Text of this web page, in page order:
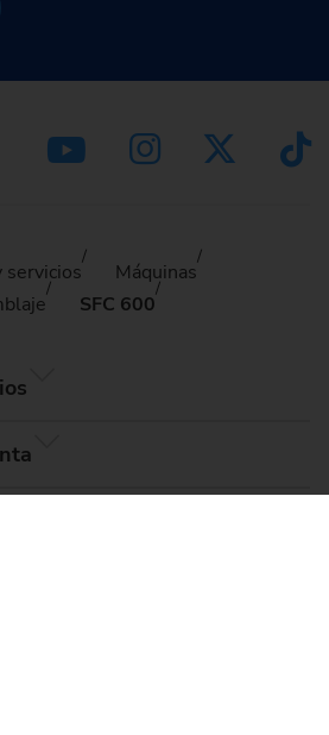
servicios
Máquinas
SFC 600